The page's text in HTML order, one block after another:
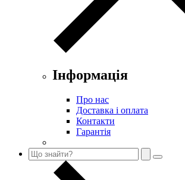
Інформація
Про нас
Доставка і оплата
Контакти
Гарантія